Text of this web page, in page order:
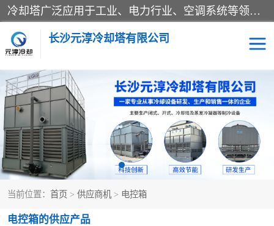
冷却塔广泛应用于工业、电力行业、空调系统等领域。在电力行业中，用于冷却发电机组的循环水；在工业生产中，如化工、冶金等行业，可降低生产过程中产生的热量；在空调系统中，为空调设备提供冷却水源
长沙元淳冷却塔有限公司
当前位置： 首页 > 供应商机 > 电控箱
电控箱的供应产品
方形开式冷却塔 圆形冷却塔
闭式冷却塔 水箱
电控箱 水泵
板式换热器